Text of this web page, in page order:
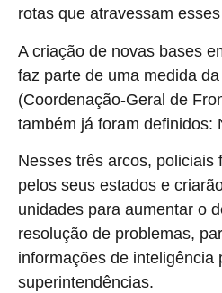
rotas que atravessam
A criação de novas bases
faz parte de uma medida
(Coordenação-Geral de
também já foram definidos:
Nesses três arcos, policiais
pelos seus estados e
unidades para aumentar o
resolução de problemas,
informações de inteligência
superintendências.